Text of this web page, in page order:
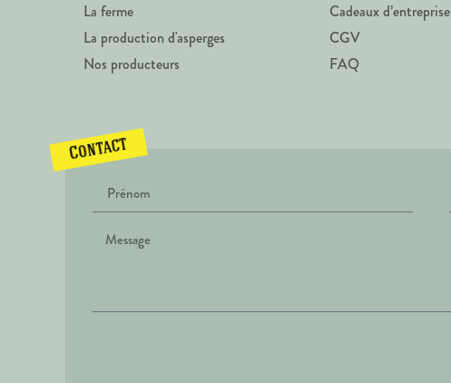
La ferme
La production d'asperges
Nos producteurs
Cadeaux d’entreprise
CGV
FAQ
Contact